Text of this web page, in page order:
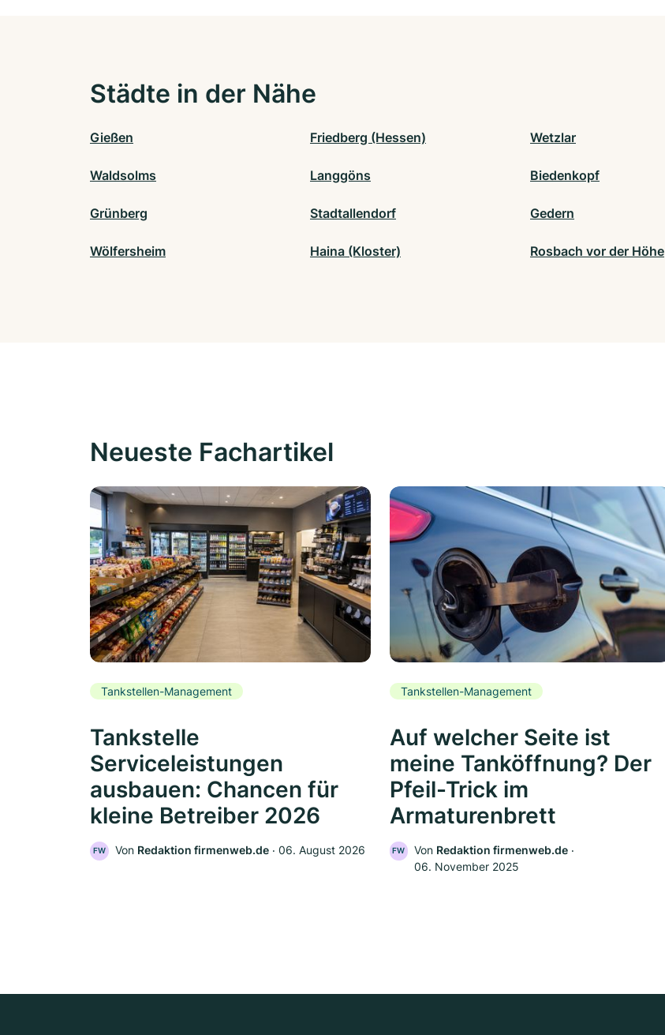
Städte in der Nähe
Gießen Friedberg (Hessen) Wetzlar
Waldsolms Langgöns Biedenkopf
Grünberg Stadtallendorf Gedern
Wölfersheim Haina (Kloster) Rosbach vor der Höhe
Neueste Fachartikel
Tankstellen-Management
Tankstelle
Serviceleistungen
ausbauen: Chancen für
kleine Betreiber 2026
FW Von Redaktion firmenweb.de ‧ 06. August 2026
Tankstellen-Management
Auf welcher Seite ist
meine Tanköffnung? Der
Pfeil-Trick im
Armaturenbrett
FW Von Redaktion firmenweb.de‧
06. November 2025